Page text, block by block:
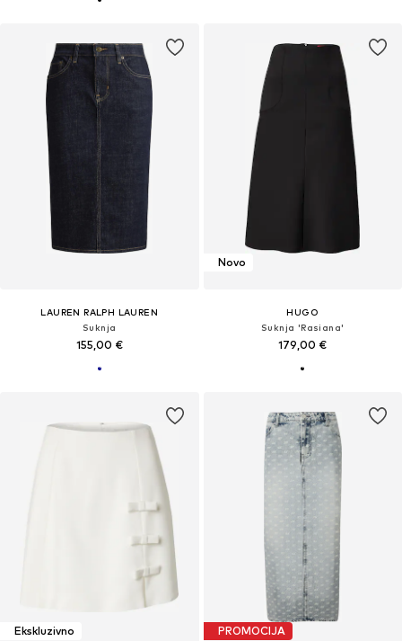
LAUREN RALPH LAUREN
Suknja
155,00 €
Novo
HUGO
Suknja 'Rasiana'
179,00 €
Ekskluzivno PROMOCIJA